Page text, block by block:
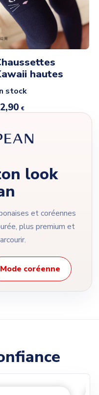
hautes
stock
€
look
et coréennes
plus premium et
Mode coréenne